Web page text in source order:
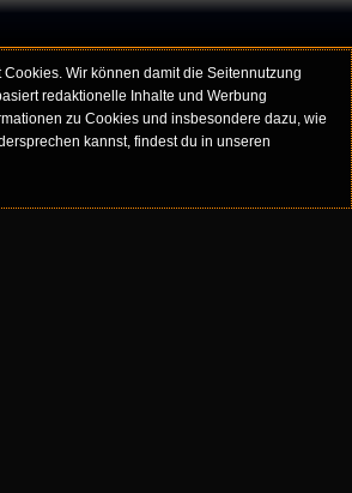
Wir können damit die Seitennutzung
redaktionelle Inhalte und Werbung
zu Cookies und insbesondere dazu, wie
kannst, findest du in unseren